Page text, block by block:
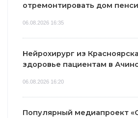
отремонтировать дом
06.08.2026 16:35
Нейрохирург из
здоровье пациентам в
06.08.2026 16:20
Популярный медиапроект